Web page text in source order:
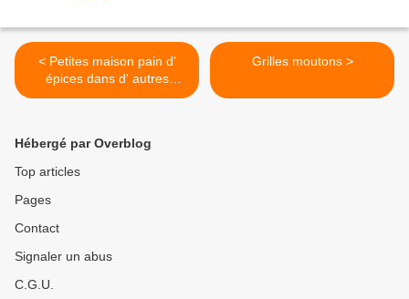
< Petites maison pain d'
épices dans d' autres
formats de machines
Grilles moutons >
Hébergé par Overblog
Top articles
Pages
Contact
Signaler un abus
C.G.U.